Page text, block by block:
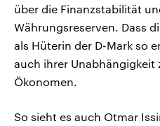
über die Finanzstabilität
Währungsreserven. Dass
als Hüterin der D-Mark so
auch ihrer Unabhängigkeit
Ökonomen.
So sieht es auch Otmar